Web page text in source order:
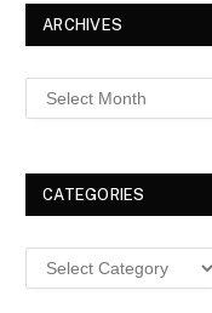
ARCHIVES
Archives
CATEGORIES
Categories